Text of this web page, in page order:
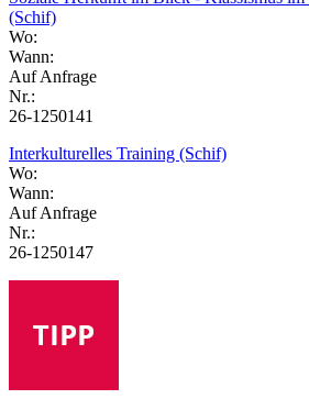
(Schif)
Wo:
Wann:
Auf Anfrage
Nr.:
26-1250141
Interkulturelles Training (Schif)
Wo:
Wann:
Auf Anfrage
Nr.:
26-1250147